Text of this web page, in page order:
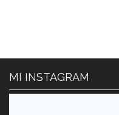
MI INSTAGRAM